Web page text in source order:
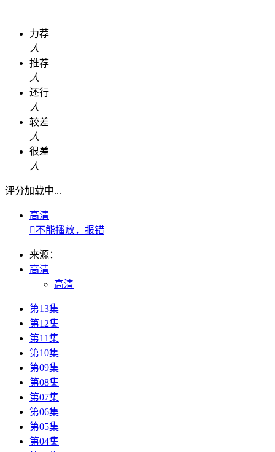
力荐
人
推荐
人
还行
人
较差
人
很差
人
评分加载中...
高清
不能播放，报错
来源：
高清
高清
第13集
第12集
第11集
第10集
第09集
第08集
第07集
第06集
第05集
第04集